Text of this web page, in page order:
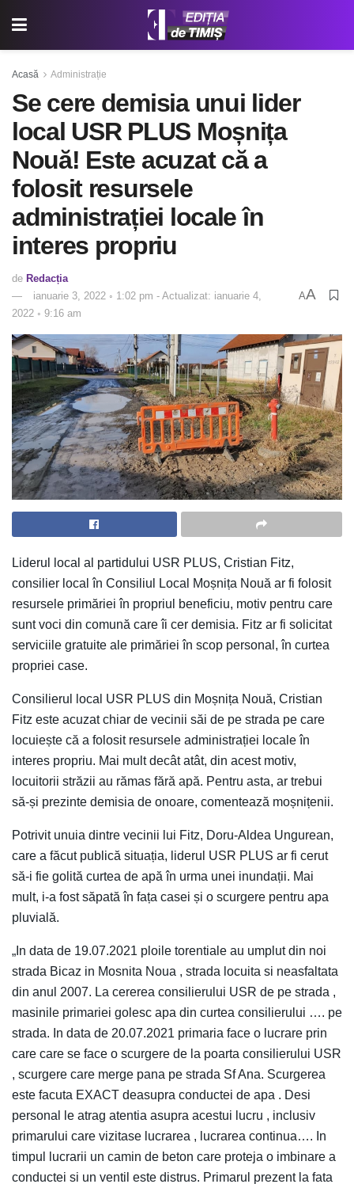
Acasă Administrație
Se cere demisia unui lider
local USR PLUS Moșnița
Nouă! Este acuzat că a
folosit resursele
administrației locale în
interes propriu
de Redacția
ianuarie 3, 2022 ◦ 1:02 pm - Actualizat: ianuarie 4,
2022 ◦ 9:16 am
AA
Liderul local al partidului USR PLUS, Cristian Fitz,
consilier local în Consiliul Local Moșnița Nouă ar fi folosit
resursele primăriei în propriul beneficiu, motiv pentru care
sunt voci din comună care îi cer demisia. Fitz ar fi solicitat
serviciile gratuite ale primăriei în scop personal, în curtea
propriei case.
Consilierul local USR PLUS din Moșnița Nouă, Cristian
Fitz este acuzat chiar de vecinii săi de pe strada pe care
locuiește că a folosit resursele administrației locale în
interes propriu. Mai mult decât atât, din acest motiv,
locuitorii străzii au rămas fără apă. Pentru asta, ar trebui
să-și prezinte demisia de onoare, comentează moșnițenii.
Potrivit unuia dintre vecinii lui Fitz, Doru-Aldea Ungurean,
care a făcut publică situația, liderul USR PLUS ar fi cerut
să-i fie golită curtea de apă în urma unei inundații. Mai
mult, i-a fost săpată în fața casei și o scurgere pentru apa
pluvială.
„In data de 19.07.2021 ploile torentiale au umplut din noi
strada Bicaz in Mosnita Noua , strada locuita si neasfaltata
din anul 2007. La cererea consilierului USR de pe strada ,
masinile primariei golesc apa din curtea consilierului …. pe
strada. In data de 20.07.2021 primaria face o lucrare prin
care care se face o scurgere de la poarta consilierului USR
, scurgere care merge pana pe strada Sf Ana. Scurgerea
este facuta EXACT deasupra conductei de apa . Desi
personal le atrag atentia asupra acestui lucru , inclusiv
primarului care vizitase lucrarea , lucrarea continua…. In
timpul lucrarii un camin de beton care proteja o imbinare a
conductei si un ventil este distrus. Primarul prezent la fata